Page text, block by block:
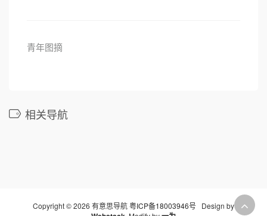
青年图摘
相关导航
Copyright © 2026 有意思导航粤ICP备18003946号 Design by